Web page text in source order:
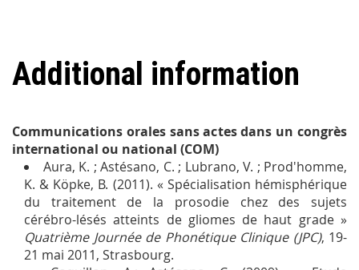
Additional information
Communications orales sans actes dans un congrès
international ou national (COM)
Aura, K. ; Astésano, C. ; Lubrano, V. ; Prod'homme,
K. & Köpke, B. (2011). « Spécialisation hémisphérique
du traitement de la prosodie chez des sujets
cérébro-lésés atteints de gliomes de haut grade »
Quatrième Journée de Phonétique Clinique (JPC), 19-
21 mai 2011, Strasbourg.